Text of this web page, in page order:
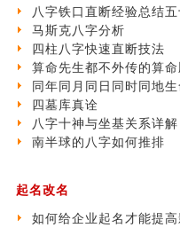
飞灵山传说故事
命理解说：想请问什么时
商舖選址的風水講究 (下)
吉凶神跳上大运时的断法
家居常見風水形煞及化
刘燮鈞讲人相 手纹与命
玄空本义 (二)
大門風水五大禁忌！大
寓意好的五行属水的汉
玄空本义 (一)
八字铁口直断经验总结五
马斯克八字分析
四柱八字快速直断技法
算命先生都不外传的算命
同年同月同日同时同
四墓库真诠
八字十神与坐基关系详解
南半球的八字如何推排
起名改名
如何给企业起名才能提高